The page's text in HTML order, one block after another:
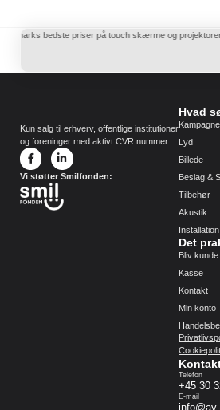
Danmarks bedste priser på touch skærme og
Kun salg til erhverv, offentlige institutioner
og foreninger med aktivt CVR nummer.
Vi støtter Smilfonden:
Hvad
Lyd
Billede
Beslag &
Tilbehør
Akustik
Installation
Det
Bliv kunde
Kasse
Kontakt
Min konto
Telefon
+45 30
E-mail